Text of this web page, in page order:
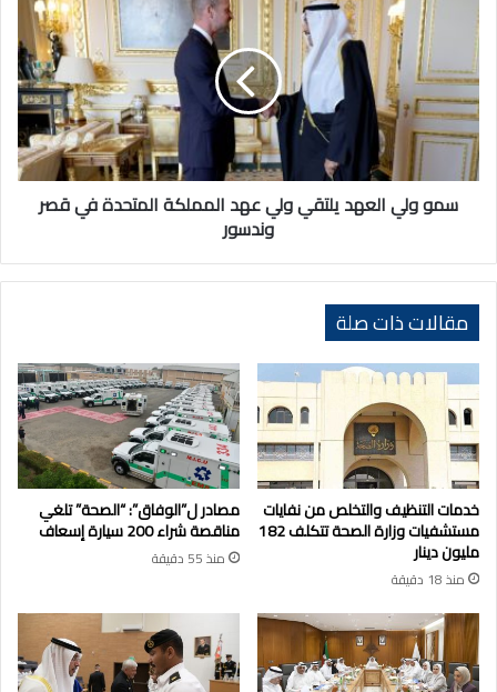
ولي
العهد
يلتقي
ولي
عهد
المملكة
المتحدة
في
قصرسمو ولي العهد يلتقي ولي عهد المملكة المتحدة في قصر
وندسور
مقالات ذات صلة
خدمات التنظيف والتخلص من نفايات
مستشفيات وزارة الصحة تتكلف 182
مليون دينار
منذ 18 دقيقة
مصادر ل”الوفاق”: “الصحة” تلغي
مناقصة شراء 200 سيارة إسعاف
منذ 55 دقيقة